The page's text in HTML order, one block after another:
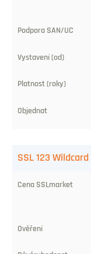
Niveau
crédibilité
Multi-
SSL 123 Wildcard